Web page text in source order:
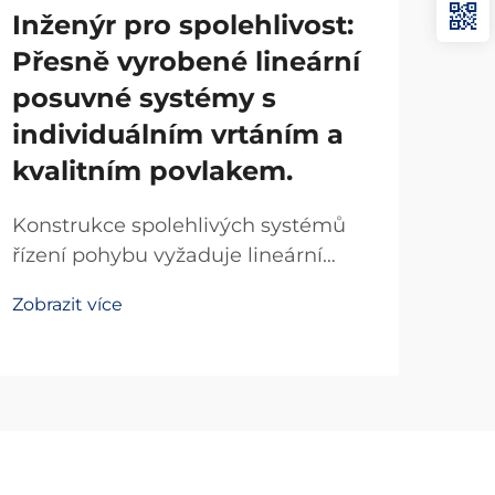
Inženýr pro spolehlivost:
Přesně vyrobené lineární
posuvné systémy s
individuálním vrtáním a
kvalitním povlakem.
Konstrukce spolehlivých systémů
řízení pohybu vyžaduje lineární
vysokou přesností, které splňují
Zobrazit více